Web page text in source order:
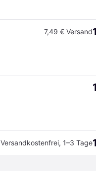
7,49 € Versand
Versandkostenfrei, 1–3 Tage